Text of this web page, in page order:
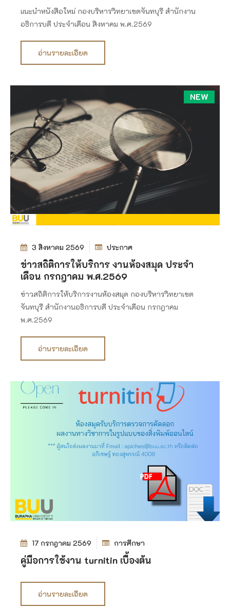
แนะนำหนังสือใหม่ กองบริหารวิทยาเขตจันทบุรี สำนักงาน
อธิการบดี ประจำเดือน สิงหาคม พ.ศ.2569
อ่านรายละเอียด
NEW
3 สิงหาคม 2569 ประกาศ
ข่าวสถิติการให้บริการ งานห้องสมุด ประจำ
เดือน กรกฎาคม พ.ศ.2569
ข่าวสถิติการให้บริการงานห้องสมุด กองบริหารวิทยาเขต
จันทบุรี สำนักงานอธิการบดี ประจำเดือน กรกฎาคม
พ.ศ.2569
อ่านรายละเอียด
17 กรกฎาคม 2569 การศึกษา
คู่มือการใช้งาน turnitin เบื้องต้น
อ่านรายละเอียด